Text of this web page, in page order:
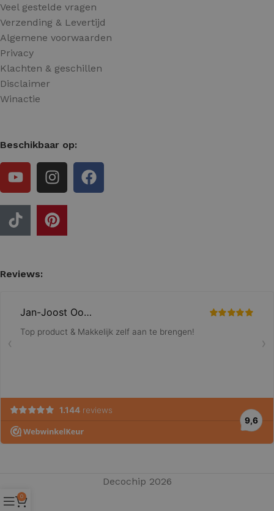
Veel gestelde vragen
Verzending & Levertijd
Algemene voorwaarden
Privacy
Klachten & geschillen
Disclaimer
Winactie
Beschikbaar op:
Reviews:
Decochip 2026
0